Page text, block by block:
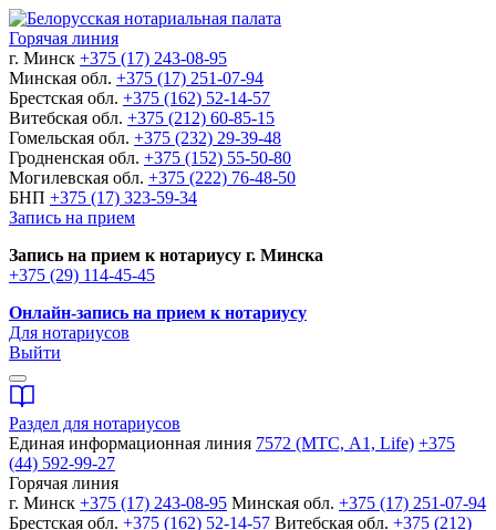
Горячая линия
г. Минск +375 (17) 243-08-95
Минская обл. +375 (17) 251-07-94
Брестская обл. +375 (162) 52-14-57
Витебская обл. +375 (212) 60-85-15
Гомельская обл. +375 (232) 29-39-48
Гродненская обл. +375 (152) 55-50-80
Могилевская обл. +375 (222) 76-48-50
БНП +375 (17) 323-59-34
Запись на прием
Запись на прием к нотариусу г. Минска
+375 (29) 114-45-45
Онлайн-запись на прием к нотариусу
Для нотариусов
Выйти
Раздел для нотариусов
Единая информационная линия 7572 (МТС, A1, Life) +375
(44) 592-99-27
Горячая линия
г. Минск +375 (17) 243-08-95 Минская обл. +375 (17) 251-07-94
Брестская обл. +375 (162) 52-14-57 Витебская обл. +375 (212)